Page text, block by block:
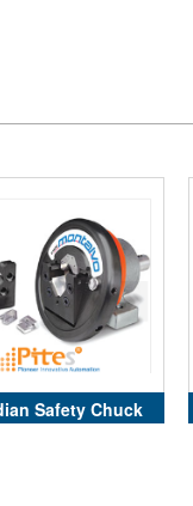
Safety Chuck